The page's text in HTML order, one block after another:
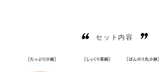
セット内容